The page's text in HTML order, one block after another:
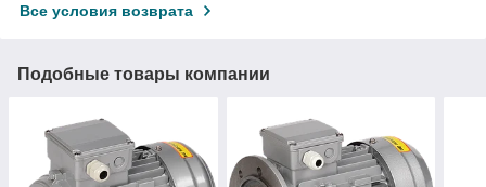
Все условия возврата
Подобные товары компании